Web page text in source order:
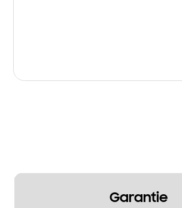
Garantie